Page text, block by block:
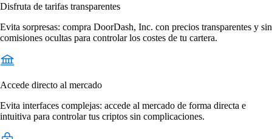
Disfruta de tarifas transparentes
Evita sorpresas: compra DoorDash, Inc. con precios transparentes y sin
comisiones ocultas para controlar los costes de tu cartera.
Accede directo al mercado
Evita interfaces complejas: accede al mercado de forma directa e
intuitiva para controlar tus criptos sin complicaciones.